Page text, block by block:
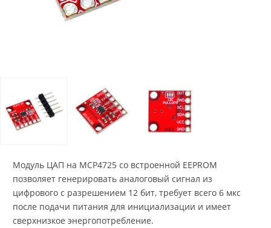
Модуль ЦАП на MCP4725 со встроенной EEPROM
позволяет генерировать аналоговый сигнал из
цифрового с разрешением 12 бит, требует всего 6 мкс
после подачи питания для инициализации и имеет
сверхнизкое энергопотребление.